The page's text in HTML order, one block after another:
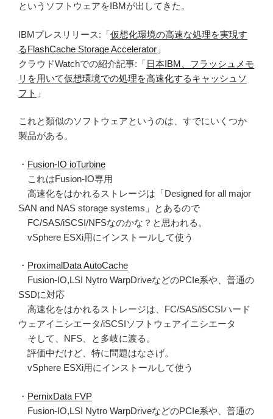
というソフトウェアをIBMが出してきた。
IBMプレスリリース:「仮想化環境の高速な処理を実現す
るFlashCache Storage Accelerator 」
クラウドWatchでの紹介記事:「日本IBM、フラッシュメモ
リを用いて仮想環境での処理を高速化するキャッシュソ
フト 」
これと類似のソフトウェアというのは、すでにいくつか
製品がある。
・ Fusion-IO ioTurbine
これはFusion-IO専用
高速化をはかれるストレージは「Designed for all major
SAN and NAS storage systems」とあるので
FC/SAS/iSCSI/NFSなのかな？と思われる。
vSphere ESXi用にインストールして使う
・ ProximalData AutoCache
Fusion-IO,LSI Nytro WarpDriveなどのPCIe系や、普通の
SSDに対応
高速化をはかれるストレージは、FC/SAS/iSCSIハード
ウェアイニシエータ/iSCSIソフトウェアイニシエータ
そして、NFS、と多岐に渡る。
評価中だけど、特に問題はなさげ。
vSphere ESXi用にインストールして使う
・ PernixData FVP
Fusion-IO,LSI Nytro WarpDriveなどのPCIe系や、普通の